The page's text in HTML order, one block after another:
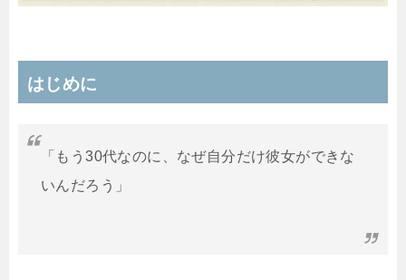
はじめに
「もう30代なのに、なぜ自分だけ彼女ができな
いんだろう」